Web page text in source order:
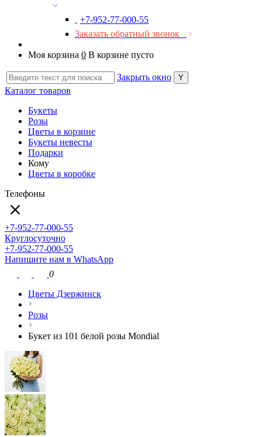
+7-952-77-000-55
Заказать обратный звонок
Моя корзина 0 В корзине пусто
Закрыть окно
Каталог товаров
Букеты
Розы
Цветы в корзине
Букеты невесты
Подарки
Кому
Цветы в коробке
Телефоны
+7-952-77-000-55
Круглосуточно
+7-952-77-000-55
Напишите нам в WhatsApp
0
Цветы Дзержинск
Розы
Букет из 101 белой розы Mondial